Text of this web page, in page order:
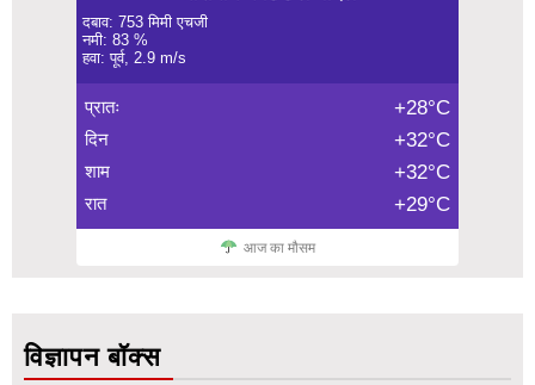
दबाव: 753 मिमी एचजी
नमी: 83 %
हवा: पूर्व, 2.9 m/s
प्रातः +28°C
दिन +32°C
शाम +32°C
रात +29°C
आज का मौसम
विज्ञापन बॉक्स